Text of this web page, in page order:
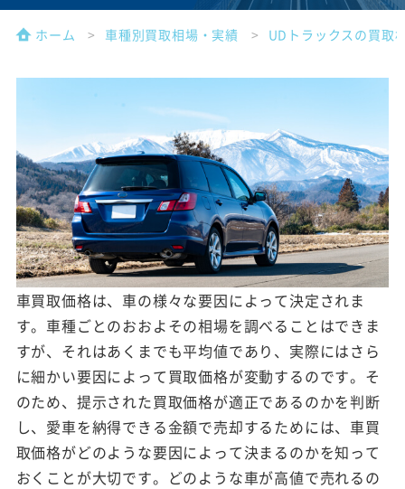
ホーム 車種別買取相場・実績 UDトラックスの買取
車買取価格は、車の様々な要因によって決定されま
す。車種ごとのおおよその相場を調べることはできま
すが、それはあくまでも平均値であり、実際にはさら
に細かい要因によって買取価格が変動するのです。そ
のため、提示された買取価格が適正であるのかを判断
し、愛車を納得できる金額で売却するためには、車買
取価格がどのような要因によって決まるのかを知って
おくことが大切です。どのような車が高値で売れるの